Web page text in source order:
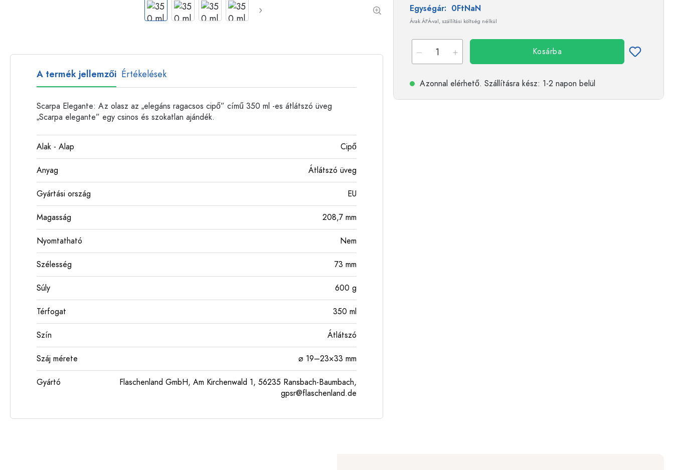
Műanyag palackok
Egységár: 0FtNaN
Árak ÁFÁ-val, szállítási költség nélkül
Kosárba
Azonnal elérhető. Szállításra kész: 1-2 napon belül
A termék jellemzői Értékelések
Scarpa Elegante: Az olasz az „elegáns ragacsos cipő” című 350 ml -es átlátszó üveg
„Scarpa elegante” egy csinos és szokatlan ajándék.
Alak - Alap Cipő
Anyag Átlátszó üveg
Gyártási ország EU
Magasság 208,7 mm
Nyomtatható Nem
Szélesség 73 mm
Súly 600 g
Térfogat 350 ml
Szín Átlátszó
Száj mérete ⌀ 19–23×33 mm
Gyártó
Flaschenland GmbH, Am Kirchenwald 1, 56235 Ransbach-Baumbach,
gpsr@flaschenland.de